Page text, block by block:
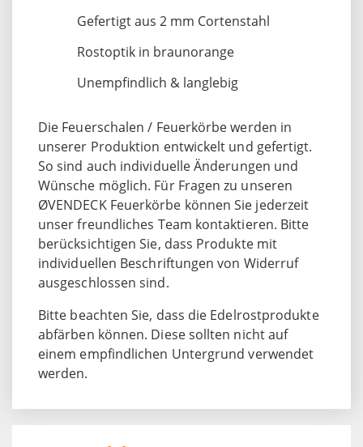
Gefertigt aus 2 mm Cortenstahl
Rostoptik in braunorange
Unempfindlich & langlebig
Die Feuerschalen / Feuerkörbe werden in
unserer Produktion entwickelt und gefertigt.
So sind auch individuelle Änderungen und
Wünsche möglich. Für Fragen zu unseren
ØVENDECK Feuerkörbe können Sie jederzeit
unser freundliches Team kontaktieren. Bitte
berücksichtigen Sie, dass Produkte mit
individuellen Beschriftungen von Widerruf
ausgeschlossen sind.
Bitte beachten Sie, dass die Edelrostprodukte
abfärben können. Diese sollten nicht auf
einem empfindlichen Untergrund verwendet
werden.